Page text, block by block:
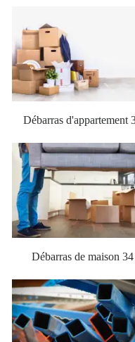
Débarras d'appartement
Débarras de maison 34